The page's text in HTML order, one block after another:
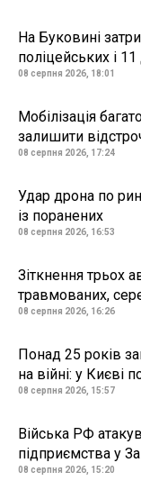
На Буковині
поліцейських і 11
08 серпня 2026, 18:01
Мобілізація
залишити
08 серпня 2026, 17:24
Удар дрона по
із поранених
08 серпня 2026, 16:53
Зіткнення трьох
травмованих,
08 серпня 2026, 16:26
Понад 25 років
на війні: у
08 серпня 2026, 15:57
Війська РФ
підприємства у
08 серпня 2026, 15:20